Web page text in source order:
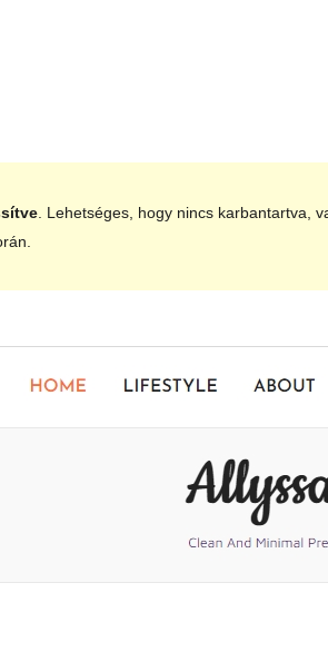
. Lehetséges, hogy nincs karbantartva,